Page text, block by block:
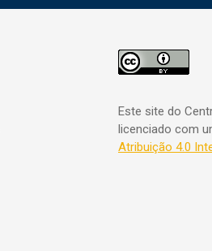
Este site do
licenciado com
Atribuição 4.0